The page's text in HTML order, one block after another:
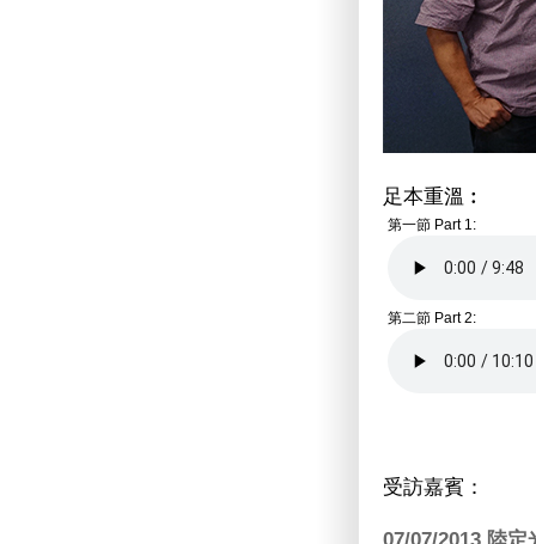
足本重溫︰
第一節 Part 1:
第二節 Part 2:
受訪嘉賓：